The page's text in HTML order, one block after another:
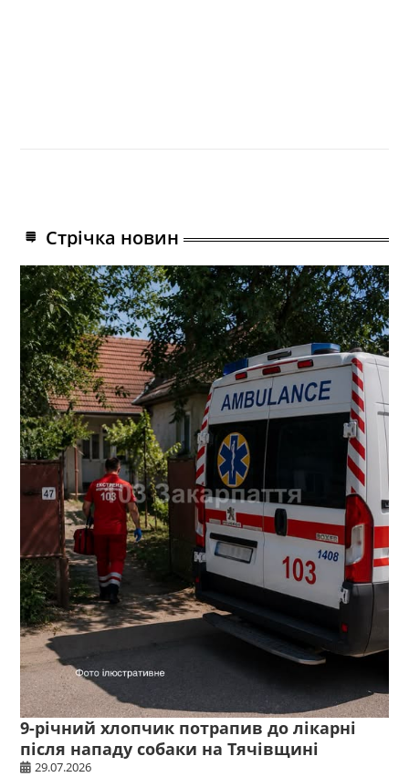
Стрічка новин
9-річний хлопчик потрапив до лікарні
після нападу собаки на Тячівщині
29.07.2026